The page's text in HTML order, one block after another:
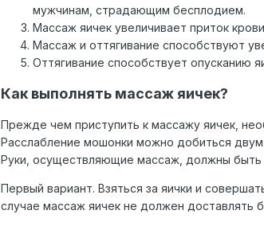
мужчинам, страдающим бесплодием.
Массаж яичек увеличивает приток
Массаж и оттягивание способствуют
Оттягивание способствует опусканию
Как выполнять массаж яичек?
Прежде чем приступить к массажу яичек,
Расслабление мошонки можно добиться
Руки, осуществляющие массаж, должны быть
Первый вариант. Взяться за яички и
случае массаж яичек не должен доставлять